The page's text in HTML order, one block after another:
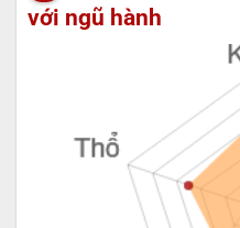
với ngũ hành